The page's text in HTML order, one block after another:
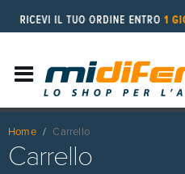
Home Carrello
Carrello